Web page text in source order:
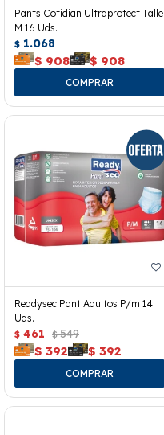
Pants Cotidian Ultraprotect Talle
M 16 Uds.
$ 1.068
$ 908 $ 908
Readysec Pant Adultos P/m 14
Uds.
$ 461 $ 549
$ 392 $ 392